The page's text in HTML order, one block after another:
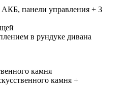
панели управления + 3
в рундуке дивана
камня
камня +